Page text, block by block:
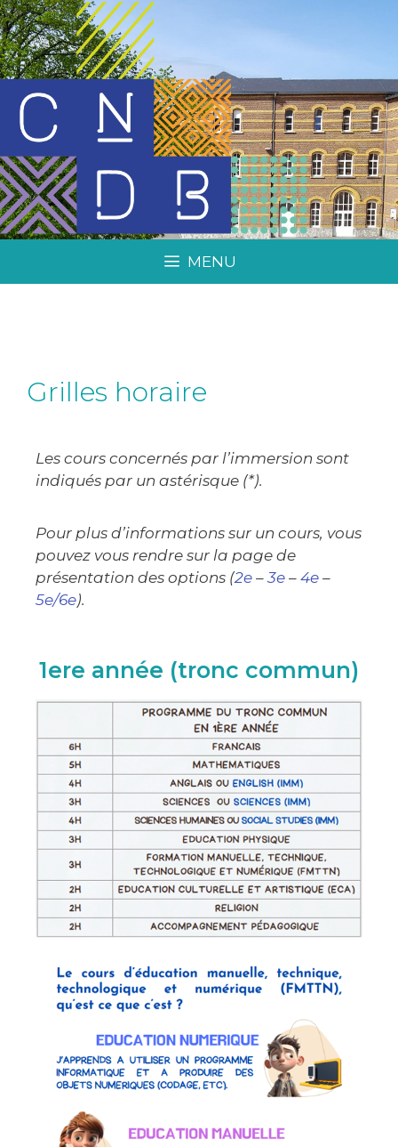
MENU
Grilles horaire
Les cours concernés par l’immersion sont
indiqués par un astérisque (*).
Pour plus d’informations sur un cours, vous
pouvez vous rendre sur la page de
présentation des options (2e –3e – 4e –
5e/6e).
1ere année (tronc commun)